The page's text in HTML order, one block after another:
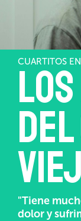
CUARTITOS
del
"Tiene
dolor y